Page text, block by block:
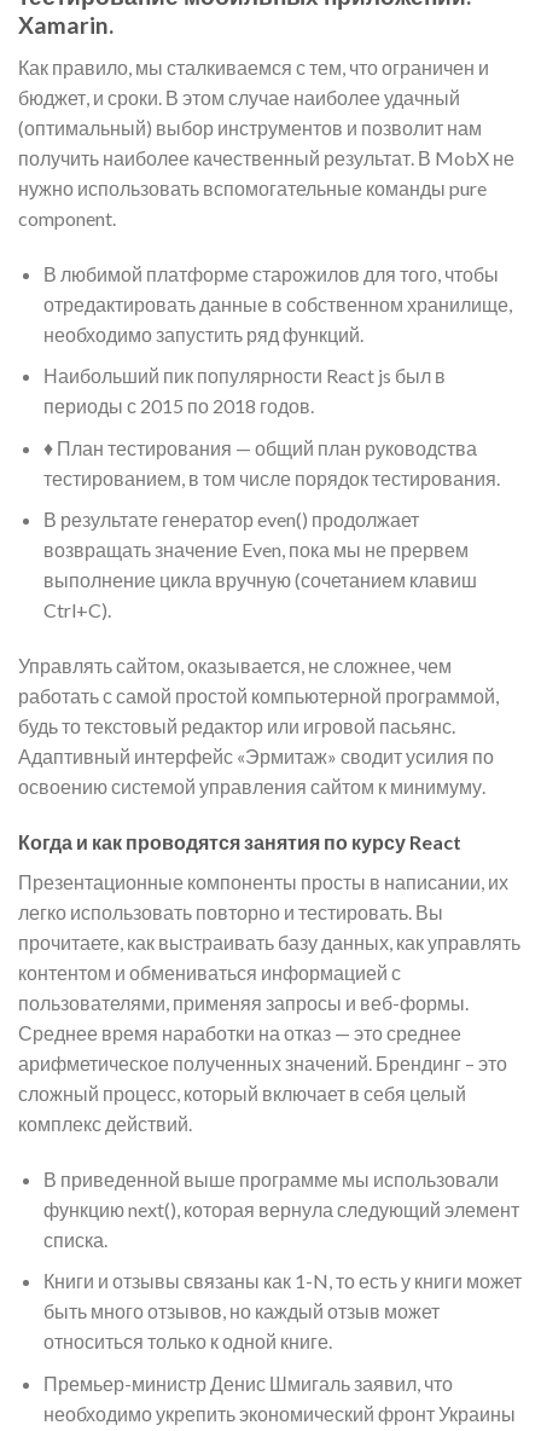
Xamarin.
Как правило, мы сталкиваемся с тем, что ограничен и
бюджет, и сроки. В этом случае наиболее удачный
(оптимальный) выбор инструментов и позволит нам
получить наиболее качественный результат. В MobX не
нужно использовать вспомогательные команды pure
component.
В любимой платформе старожилов для того, чтобы
отредактировать данные в собственном хранилище,
необходимо запустить ряд функций.
Наибольший пик популярности React js был в
периоды с 2015 по 2018 годов.
♦ План тестирования — общий план руководства
тестированием, в том числе порядок тестирования.
В результате генератор even() продолжает
возвращать значение Even, пока мы не прервем
выполнение цикла вручную (сочетанием клавиш
Ctrl+C).
Управлять сайтом, оказывается, не сложнее, чем
работать с самой простой компьютерной программой,
будь то текстовый редактор или игровой пасьянс.
Адаптивный интерфейс «Эрмитаж» сводит усилия по
освоению системой управления сайтом к минимуму.
Когда и как проводятся занятия по курсу React
Презентационные компоненты просты в написании, их
легко использовать повторно и тестировать. Вы
прочитаете, как выстраивать базу данных, как управлять
контентом и обмениваться информацией с
пользователями, применяя запросы и веб-формы.
Среднее время наработки на отказ — это среднее
арифметическое полученных значений. Брендинг – это
сложный процесс, который включает в себя целый
комплекс действий.
В приведенной выше программе мы использовали
функцию next(), которая вернула следующий элемент
списка.
Книги и отзывы связаны как 1-N, то есть у книги может
быть много отзывов, но каждый отзыв может
относиться только к одной книге.
Премьер-министр Денис Шмигаль заявил, что
необходимо укрепить экономический фронт Украины